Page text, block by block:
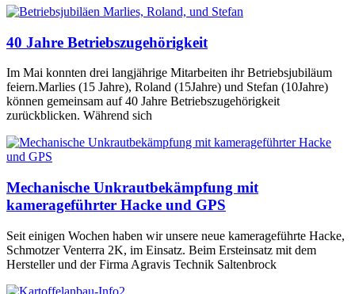
40 Jahre Betriebszugehörigkeit
Im Mai konnten drei langjährige Mitarbeiten ihr Betriebsjubiläum
feiern.Marlies (15 Jahre), Roland (15Jahre) und Stefan (10Jahre)
können gemeinsam auf 40 Jahre Betriebszugehörigkeit
zurückblicken. Während sich
Mechanische Unkrautbekämpfung mit
kamerageführter Hacke und GPS
Seit einigen Wochen haben wir unsere neue kamerageführte Hacke,
Schmotzer Venterra 2K, im Einsatz. Beim Ersteinsatz mit dem
Hersteller und der Firma Agravis Technik Saltenbrock